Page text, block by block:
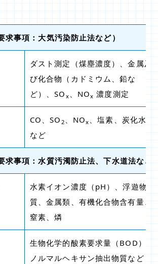
求事項：大気汚染防止法など）
ダスト測定（煤塵濃度）、金属及
び化合物（カドミウム、鉛な
ど）、SO x 、NOx 濃度測定
CO、SO 2 、NOx 、塩素、炭化水素
など
求事項：水質汚濁防止法、下水道法など)
水素イオン濃度（pH）、浮遊物
質、金属類、有機化合物含有量、
窒素、燐
生物化学的酸素要求量（BOD）、
ノルマルヘキサン抽出物質など